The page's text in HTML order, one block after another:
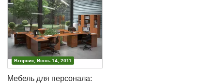
Вторник, Июнь 14, 2011
Мебель для персонала: